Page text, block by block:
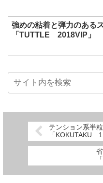
強めの粘着と弾力のある
「TUTTLE 2018VIP」
テンション系半
「KOKUTAKU